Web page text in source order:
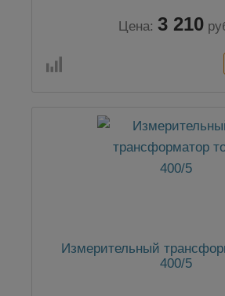
Цена: 3 210
Измерительный
400/5